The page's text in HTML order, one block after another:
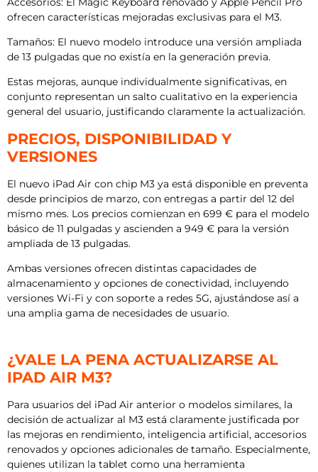
ofrecen características mejoradas exclusivas para el M3.
Tamaños: El nuevo modelo introduce una versión ampliada
de 13 pulgadas que no existía en la generación previa.
Estas mejoras, aunque individualmente significativas, en
conjunto representan un salto cualitativo en la experiencia
general del usuario, justificando claramente la actualización.
PRECIOS, DISPONIBILIDAD Y
VERSIONES
El nuevo iPad Air con chip M3 ya está disponible en preventa
desde principios de marzo, con entregas a partir del 12 del
mismo mes. Los precios comienzan en 699 € para el modelo
básico de 11 pulgadas y ascienden a 949 € para la versión
ampliada de 13 pulgadas.
Ambas versiones ofrecen distintas capacidades de
almacenamiento y opciones de conectividad, incluyendo
versiones Wi-Fi y con soporte a redes 5G, ajustándose así a
una amplia gama de necesidades de usuario.
¿VALE LA PENA ACTUALIZARSE AL
IPAD AIR M3?
Para usuarios del iPad Air anterior o modelos similares, la
decisión de actualizar al M3 está claramente justificada por
las mejoras en rendimiento, inteligencia artificial, accesorios
renovados y opciones adicionales de tamaño. Especialmente,
quienes utilizan la tablet como una herramienta